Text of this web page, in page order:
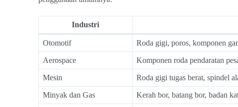
Industri
Otomotif Roda gigi, poros, komponen
Aerospace Komponen roda pendaratan
Mesin Roda gigi tugas berat, spindel
Minyak dan Gas Kerah bor, batang bor, badan